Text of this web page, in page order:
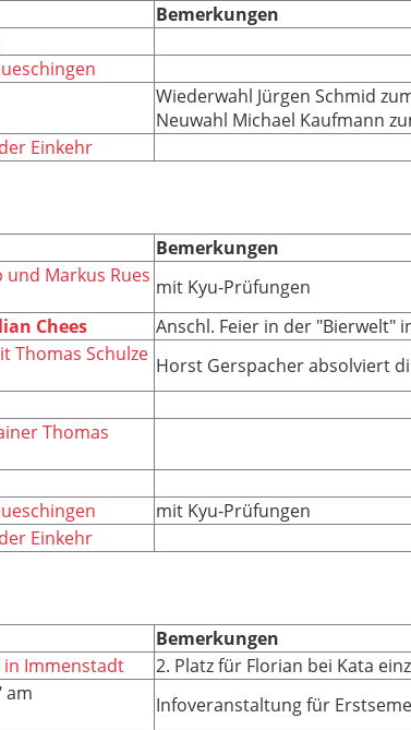
Bemerkungen
Wiederwahl Jürgen Schmid
Neuwahl Michael Kaufmann
Einkehr
Bemerkungen
Markus Rues mit Kyu-Prüfungen
Chees
Anschl. Feier in der "Bierwelt"
Thomas Schulze Horst Gerspacher absolviert
Thomas
mit Kyu-Prüfungen
Einkehr
Bemerkungen
Immenstadt
2. Platz für Florian bei Kata
am
Infoveranstaltung für